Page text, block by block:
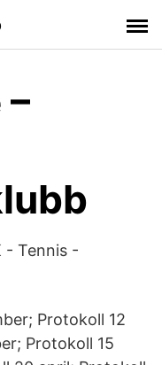
- Tennis -
Protokoll 12
Protokoll 15